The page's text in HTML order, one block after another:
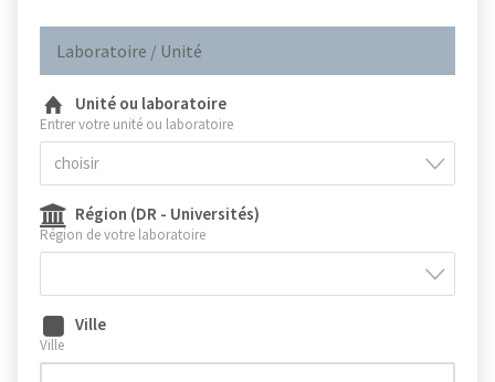
Laboratoire / Unité
Unité ou laboratoire
Entrer votre unité ou laboratoire
choisir
Région (DR - Universités)
Région de votre laboratoire
Ville
Ville